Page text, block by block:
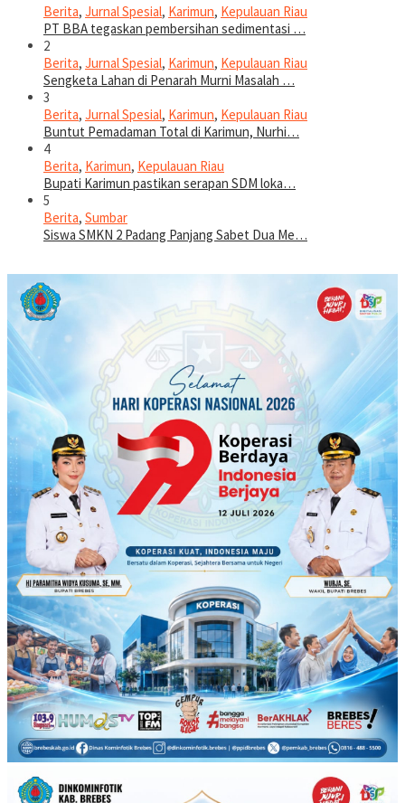
Berita, Jurnal Spesial, Karimun, Kepulauan Riau
PT BBA tegaskan pembersihan sedimentasi …
2
Berita, Jurnal Spesial, Karimun, Kepulauan Riau
Sengketa Lahan di Penarah Murni Masalah …
3
Berita, Jurnal Spesial, Karimun, Kepulauan Riau
Buntut Pemadaman Total di Karimun, Nurhi…
4
Berita, Karimun, Kepulauan Riau
Bupati Karimun pastikan serapan SDM loka…
5
Berita, Sumbar
Siswa SMKN 2 Padang Panjang Sabet Dua Me…